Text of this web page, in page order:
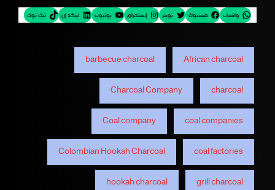
واتساب فيسبوك تويتر إنستجرام يوتيوب لينكد إن تيك توك
African charcoal
barbecue charcoal
charcoal
Charcoal Company
coal companies
Coal company
coal factories
Colombian Hookah Charcoal
grill charcoal
hookah charcoal